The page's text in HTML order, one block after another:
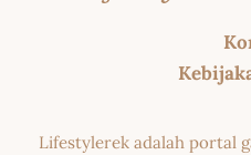
Lifestylerek adalah portal